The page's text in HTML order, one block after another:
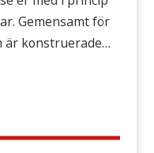
Gemensamt för
är konstruerade
höga
och